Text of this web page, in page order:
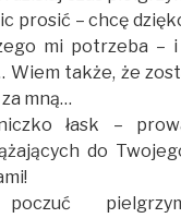
prosić – chcę
mi potrzeba – i
Wiem także, że
mną…
łask –
do